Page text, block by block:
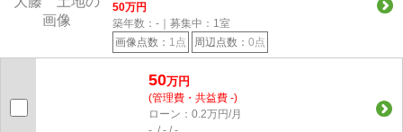
50万円
築年数：-｜募集中： 1室
画像点数： 1点 周辺点数： 0点
50万円
(管理費・共益費 -)
ローン：0.2万円/月